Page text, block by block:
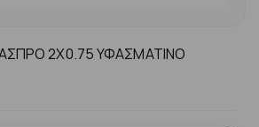
2Χ0.75 ΥΦΑΣΜΑΤΙΝΟ